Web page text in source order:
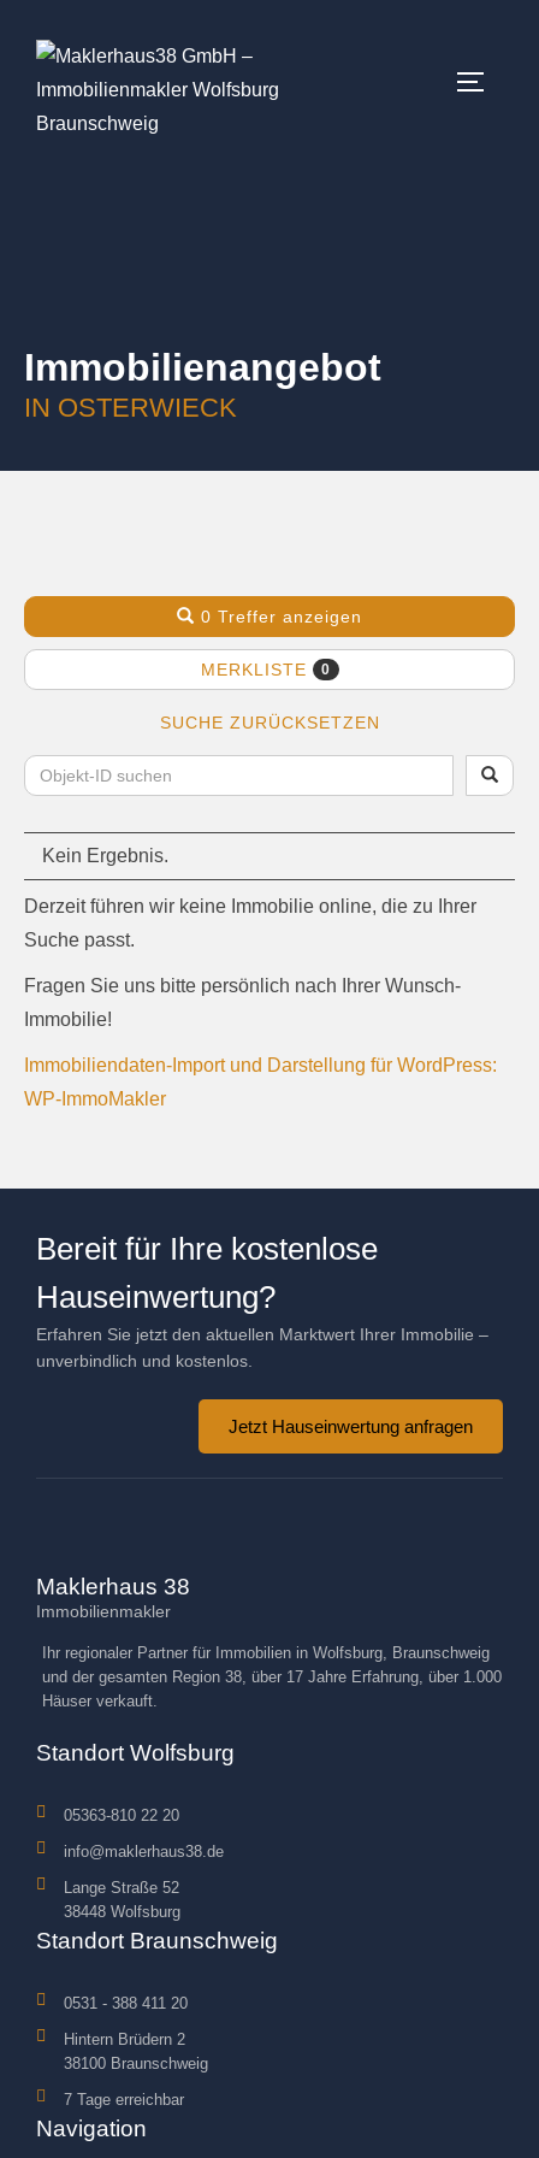
Immobilien­angebot
IN OSTERWIECK
0 Treffer anzeigen
MERKLISTE 0
SUCHE ZURÜCKSETZEN
Kein Ergebnis.
Derzeit führen wir keine Immobilie online, die zu Ihrer
Suche passt.
Fragen Sie uns bitte persönlich nach Ihrer Wunsch-
Immobilie!
Immobiliendaten-Import und Darstellung für WordPress:
WP-ImmoMakler
Bereit für Ihre kostenlose
Hauseinwertung?
Erfahren Sie jetzt den aktuellen Marktwert Ihrer Immobilie –
unverbindlich und kostenlos.
Jetzt Hauseinwertung anfragen
Maklerhaus 38
Immobilienmakler
Ihr regionaler Partner für Immobilien in Wolfsburg, Braunschweig
und der gesamten Region 38, über 17 Jahre Erfahrung, über 1.000
Häuser verkauft.
Standort Wolfsburg
05363-810 22 20
info@maklerhaus38.de
Lange Straße 52
38448 Wolfsburg
Standort Braunschweig
0531 - 388 411 20
Hintern Brüdern 2
38100 Braunschweig
7 Tage erreichbar
Navigation